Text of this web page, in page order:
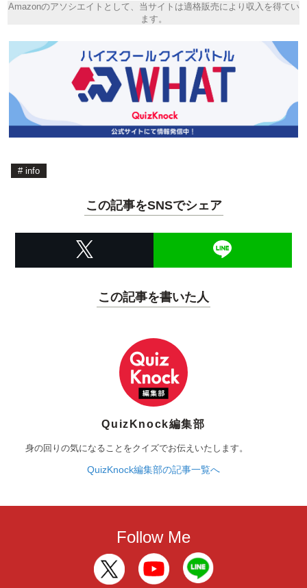
Amazonのアソシエイトとして、当サイトは適格販売により収入を得てい
ます。
# info
この記事をSNSでシェア
この記事を書いた人
QuizKnock編集部
身の回りの気になることをクイズでお伝えいたします。
QuizKnock編集部の記事一覧へ
Follow Me